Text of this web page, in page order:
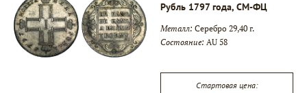
Рубль 1797 года, СМ-ФЦ
Металл: Серебро 29,40 г.
Состояние: AU 58
Стартовая цена: